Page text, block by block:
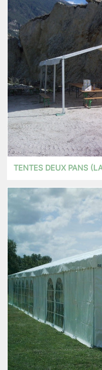
TENTES DEUX PANS